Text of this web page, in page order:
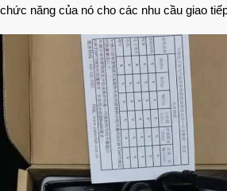
chức năng của nó cho các nhu cầu giao